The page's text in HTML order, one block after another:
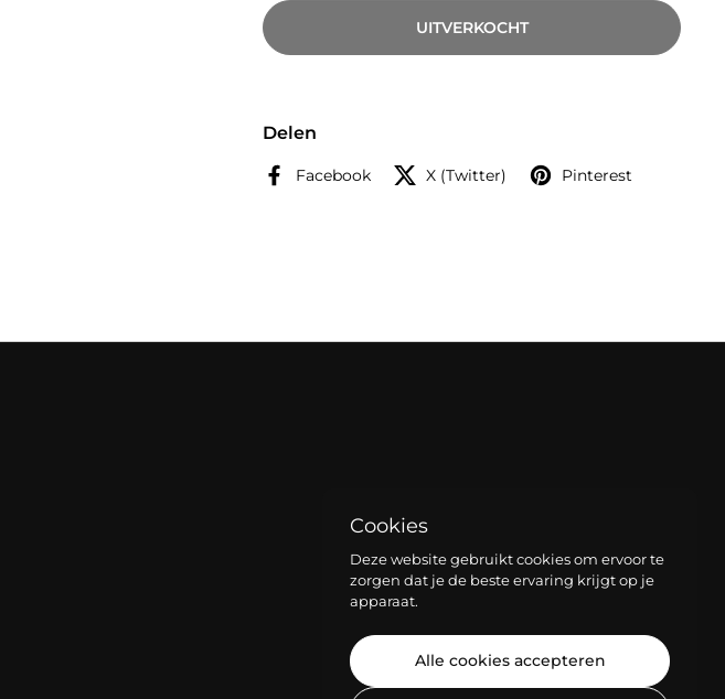
UITVERKOCHT
Delen
Facebook X (Twitter) Pinterest
Cookies
Deze website gebruikt cookies om ervoor te
zorgen dat je de beste ervaring krijgt op je
apparaat.
Alle cookies accepteren